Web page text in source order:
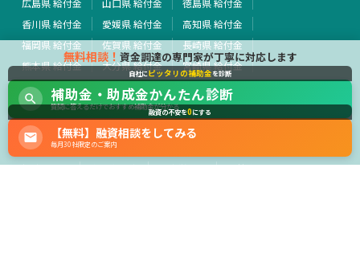
広島県 給付金
山口県 給付金
徳島県 給付金
香川県 給付金
愛媛県 給付金
高知県 給付金
福岡県 給付金
佐賀県 給付金
長崎県 給付金
熊本県 給付金
大分県 給付金
宮崎県 給付金
鹿児島県 給付金
沖縄県 給付金
全国 給付金
その他 給付金
行政・外部団体
経済産業省 中小企業庁 厚生労働省 農林水産省
無料相談！ 資金調達の専門家が丁寧に対応します
自社にピッタリの補助金を診断
補助金・助成金かんたん診断
質問に答えるだけでおすすめ補助金が分かる
融資の不安を0にする
【無料】融資相談をしてみる
毎月30社限定のご案内